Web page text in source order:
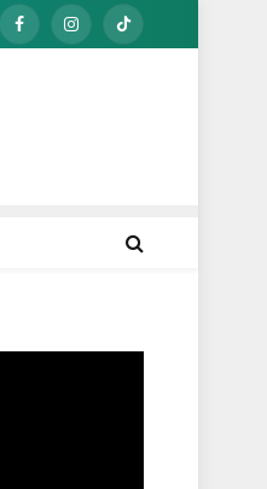
FacebookInstagramTikTok